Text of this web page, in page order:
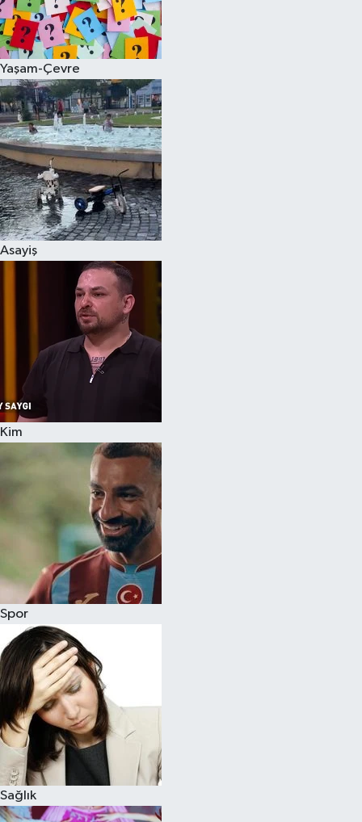
Yaşam-Çevre
Asayiş
Kim
Spor
Sağlık
Spor
Burç Yorumları
Çocuk
Eğitim
Hava Durumu
Kadın
Kim kimdir?
Kültür Sanat
Sağlık
Teknoloji
Televizyon
Yaşam-Çevre